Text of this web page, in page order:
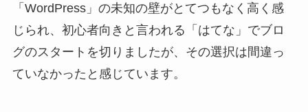
「WordPress」の未知の壁がとてつもなく高く感
じられ、初心者向きと言われる「はてな」でブロ
グのスタートを切りましたが、その選択は間違っ
ていなかったと感じています。